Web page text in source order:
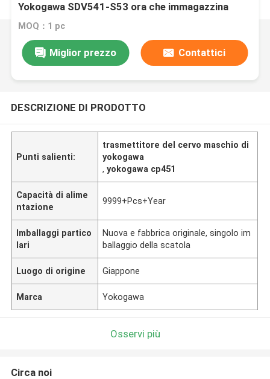
Yokogawa SDV541-S53 ora che immagazzina
MOQ：1 pc
Miglior prezzo Contattici
DESCRIZIONE DI PRODOTTO
Punti salienti:
trasmettitore del cervo maschio di
yokogawa
,yokogawa cp451
Capacità di alime
ntazione
9999+Pcs+Year
Imballaggi partico
lari
Nuova e fabbrica originale, singolo im
ballaggio della scatola
Luogo di origine Giappone
Marca Yokogawa
Osservi più
Circa noi